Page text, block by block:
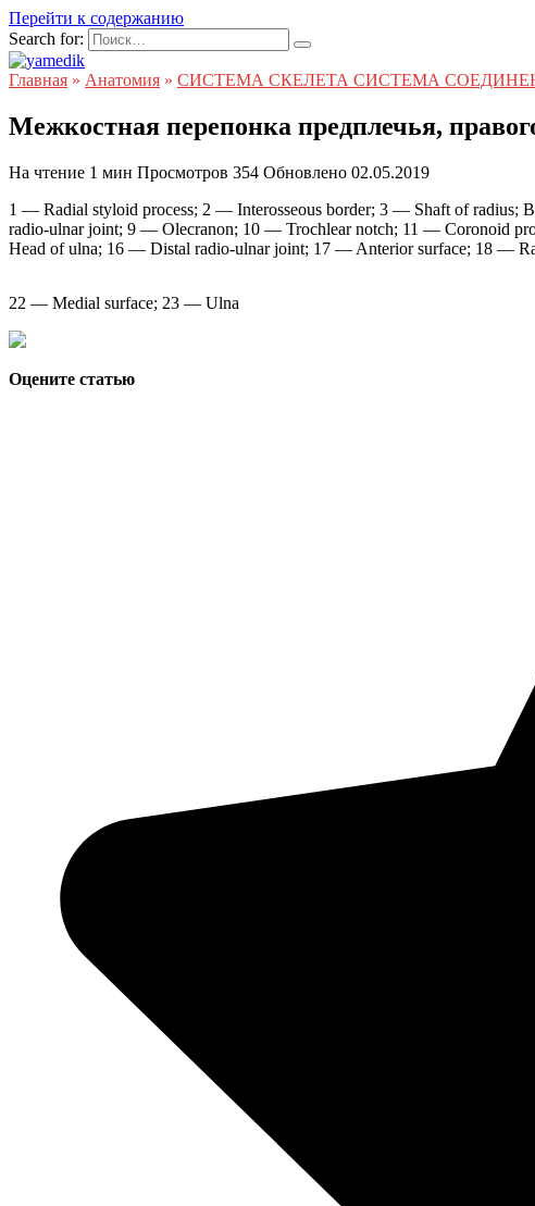
Перейти к содержанию
Search for:
Главная » Анатомия » СИСТЕМА СКЕЛЕТА СИСТЕМА
Межкостная перепонка предплечья,
На чтение 1 мин Просмотров 354 Обновлено 02.05.2019
1 — Radial styloid process; 2 — Interosseous border; 3 — Shaft of
radio-ulnar joint; 9 — Olecranon; 10 — Trochlear notch; 11 — Coronoid
Head of ulna; 16 — Distal radio-ulnar joint; 17 — Anterior surface; 18 —
22 — Medial surface; 23 — Ulna
Оцените статью